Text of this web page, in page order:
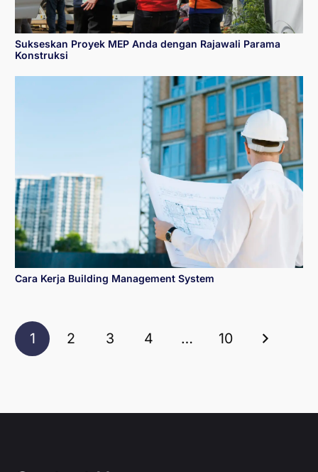
Sukseskan Proyek MEP Anda dengan Rajawali Parama
Konstruksi
Cara Kerja Building Management System
1 2 3 4 … 10